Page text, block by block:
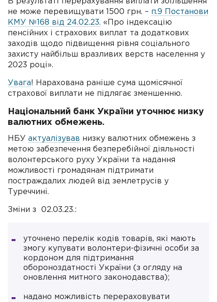
не може перевищувати 1500 грн. – п.9 Постанови
КМУ №168 від 24.02.23. «Про індексацію
пенсійних і страхових виплат та додаткових
заходів щодо підвищення рівня соціального
захисту найбільш вразливих верств населення у
2023 році».
Увага! Нарахована раніше сума щомісячної
страхової виплати не підлягає зменшенню.
Національний банк України уточнює низку
валютних обмежень.
НБУ актуалізував низку валютних обмежень з
метою забезпечення безперебійної діяльності
волонтерського руху України та надання
можливості громадянам підтримати
постраждалих людей від землетрусів у
Туреччині.
Зміни з 02.03.23.:
уточнено перелік кодів товарів, які мають
змогу купувати волонтери-фізичні особи за
кордоном для підтримання
обороноздатності України (з огляду на
оновлення митного законодавства);
надано можливість перераховувати